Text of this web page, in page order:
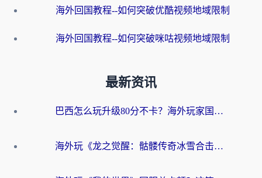
海外回国教程--如何突破优酷视频地域限制
海外回国教程--如何突破咪咕视频地域限制
最新资讯
巴西怎么玩升级80分不卡？海外玩家国服游戏加速器终极指南（附避坑技巧）
海外玩《龙之觉醒：骷髅传奇冰雪合击》延迟高？这篇指南帮你解决卡顿烦恼！